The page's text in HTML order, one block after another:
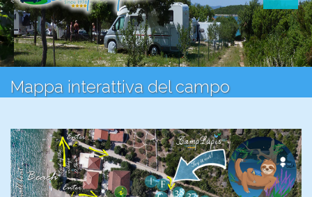
Mappa interattiva del campo